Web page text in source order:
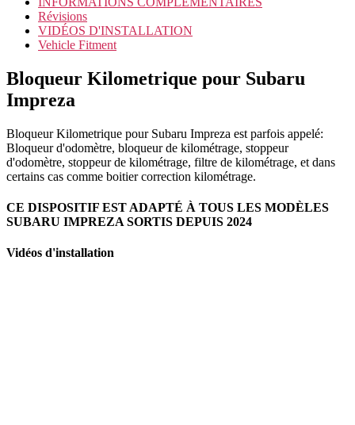
Révisions
VIDÉOS D'INSTALLATION
Vehicle Fitment
Bloqueur Kilometrique pour Subaru
Impreza
Bloqueur Kilometrique pour Subaru Impreza est parfois appelé:
Bloqueur d'odomètre, bloqueur de kilométrage, stoppeur
d'odomètre, stoppeur de kilométrage, filtre de kilométrage, et dans
certains cas comme boitier correction kilométrage.
CE DISPOSITIF EST ADAPTÉ À TOUS LES MODÈLES
SUBARU IMPREZA SORTIS DEPUIS 2024
Vidéos d'installation